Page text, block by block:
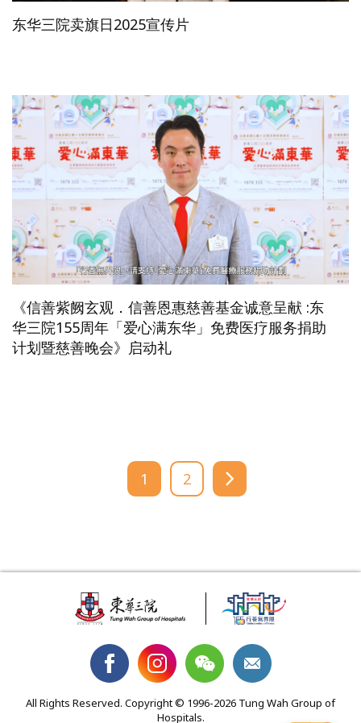
东华三院卖旗日2025宣传片
《信善紫阙玄观．信善恩惠慈善基金诚意呈献 :东
华三院155周年「爱心满东华」免费医疗服务捐助
计划暨慈善晚会》启动礼
1 2
All Rights Reserved. Copyright © 1996-2026 Tung Wah Group of
Hospitals.